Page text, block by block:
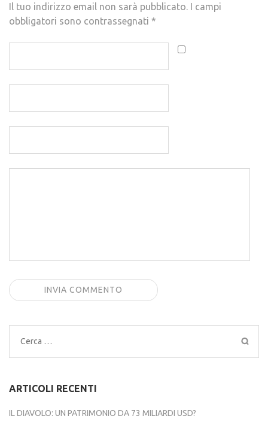
Il tuo indirizzo email non sarà pubblicato. I campi
obbligatori sono contrassegnati *
Ricerca
per:
ARTICOLI RECENTI
IL DIAVOLO: UN PATRIMONIO DA 73 MILIARDI USD?